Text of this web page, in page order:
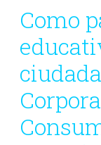
Como